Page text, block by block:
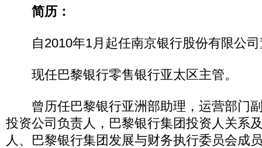
简历：
自2010年1月起任南京银行股份有限公司
现任巴黎银行零售银行亚太区主管。
曾历任巴黎银行亚洲部助理，运营部门
投资公司负责人，巴黎银行集团投资人关系
人、巴黎银行集团发展与财务执行委员会成